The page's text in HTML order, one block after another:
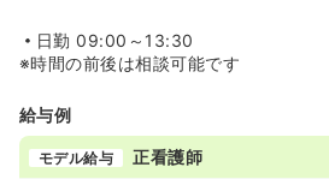
日勤 09:00～13:30
※時間の前後は相談可能です
給与例
モデル給与 正看護師